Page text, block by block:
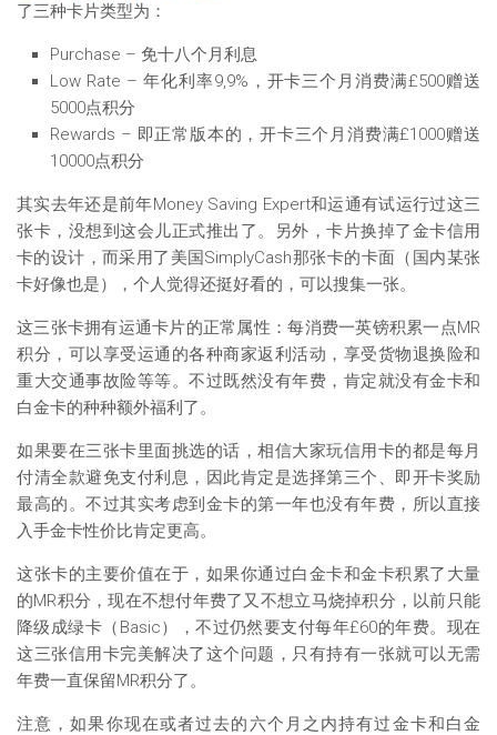
了三种卡片类型为：
Purchase – 免十八个月利息
Low Rate – 年化利率9,9%，开卡三个月消费满£500赠送
5000点积分
Rewards – 即正常版本的，开卡三个月消费满£1000赠送
10000点积分
其实去年还是前年Money Saving Expert和运通有试运行过这三
张卡，没想到这会儿正式推出了。另外，卡片换掉了金卡信用
卡的设计，而采用了美国SimplyCash那张卡的卡面（国内某张
卡好像也是），个人觉得还挺好看的，可以搜集一张。
这三张卡拥有运通卡片的正常属性：每消费一英镑积累一点MR
积分，可以享受运通的各种商家返利活动，享受货物退换险和
重大交通事故险等等。不过既然没有年费，肯定就没有金卡和
白金卡的种种额外福利了。
如果要在三张卡里面挑选的话，相信大家玩信用卡的都是每月
付清全款避免支付利息，因此肯定是选择第三个、即开卡奖励
最高的。不过其实考虑到金卡的第一年也没有年费，所以直接
入手金卡性价比肯定更高。
这张卡的主要价值在于，如果你通过白金卡和金卡积累了大量
的MR积分，现在不想付年费了又不想立马烧掉积分，以前只能
降级成绿卡（Basic），不过仍然要支付每年£60的年费。现在
这三张信用卡完美解决了这个问题，只有持有一张就可以无需
年费一直保留MR积分了。
注意，如果你现在或者过去的六个月之内持有过金卡和白金